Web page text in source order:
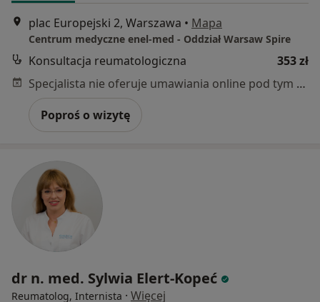
plac Europejski 2, Warszawa • Mapa
Centrum medyczne enel-med - Oddział Warsaw Spire
Konsultacja reumatologiczna
353 zł
Specjalista nie oferuje umawiania online pod tym adresem.
Poproś o wizytę
dr n. med. Sylwia Elert-Kopeć
Reumatolog, Internista · Więcej